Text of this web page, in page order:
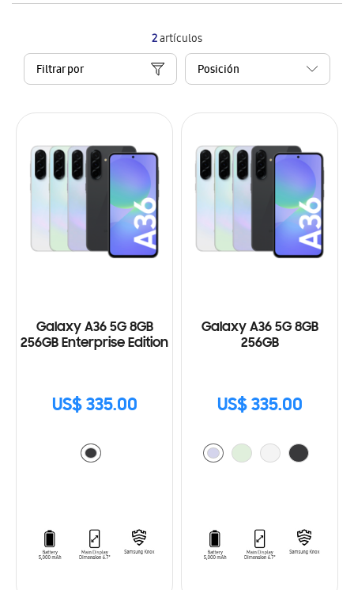
2artículos
Filtrar por
Galaxy A36 5G 8GB
256GB Enterprise Edition
US$ 335.00
Galaxy A36 5G 8GB
256GB
US$ 335.00